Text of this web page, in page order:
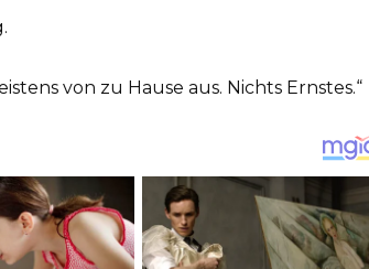
von zu Hause aus. Nichts Ernstes.“